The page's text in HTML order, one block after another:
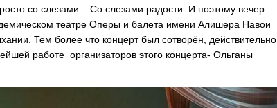
со слезами... Со слезами радости. И поэтому вечер
театре Оперы и балета имени Алишера Навои
Тем более что концерт был сотворён, действительно
работе организаторов этого концерта- Ольганы